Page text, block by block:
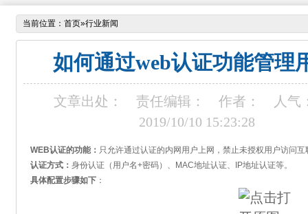
当前位置： 首页»行业新闻
如何通过web认证功能管理
文章出处： 责任编辑： 作者：
人气
2019/10/10 15:23:28
WEB认证的功能： 只允许通过认证的内网用户上网，禁止未授权用户访问互
认证方式： 身份认证（用户名+密码）、MAC地址认证、IP地址认证等。
具体配置步骤如下 ：